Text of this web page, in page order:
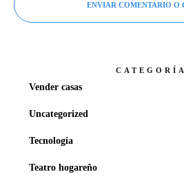
ENVIAR COMENTARIO O
Vender casas
Uncategorized
Tecnología
Teatro hogareño